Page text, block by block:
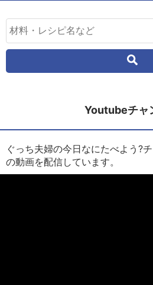
Youtubeチャ
ぐっち夫婦の今日なにたべよう?
の動画を配信しています。